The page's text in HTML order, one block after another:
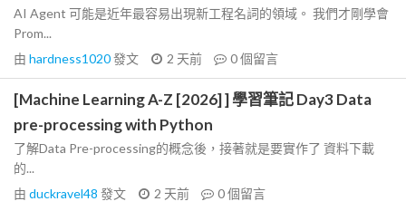
AI Agent 可能是近年最容易出現新工程名詞的領域。 我們才剛學會
Prom...
由 hardness1020發文 2 天前 0個留言
[Machine Learning A-Z [2026] ] 學習筆記 Day3 Data
pre-processing with Python
了解Data Pre-processing的概念後，接著就是要實作了 資料下載
的...
由 duckravel48 發文 2 天前 0個留言